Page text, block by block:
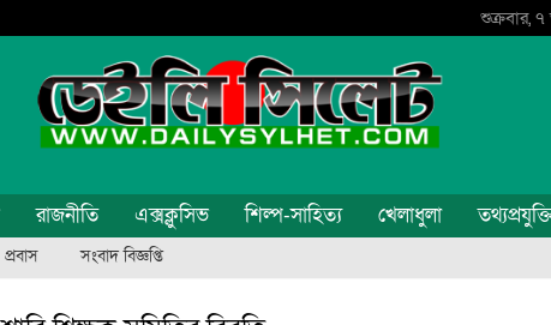
শুক্রবার, ৭
রাজনীতি এক্সক্লুসিভ শিল্প-সাহিত্য খেলাধুলা
প্রবাস সংবাদ বিজ্ঞপ্তি